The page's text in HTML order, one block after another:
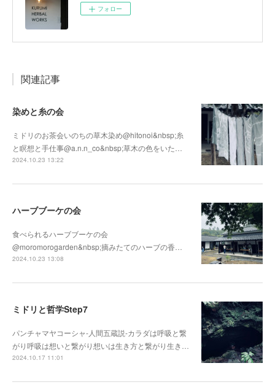
フォロー
関連記事
染めと糸の会
ミドリのお茶会いのちの草木染め@hitonoi&nbsp;糸
と瞑想と手仕事@a.n.n_co&nbsp;草木の色をいた…
2024.10.23 13:22
ハーブブーケの会
食べられるハーブブーケの会
@moromorogarden&nbsp;摘みたてのハーブの香…
2024.10.23 13:08
ミドリと哲学Step7
パンチャマヤコーシャ-人間五蔵説-カラダは呼吸と繋
がり呼吸は想いと繋がり想いは生き方と繋がり生き…
2024.10.17 11:01